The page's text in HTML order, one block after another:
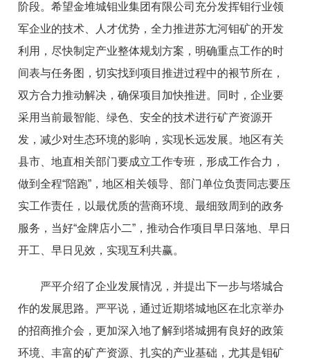
阶段。希望金堆城钼业集团有限公司充分发挥钼行业领
军企业的技术、人才优势，全力推进苏尢河钼矿的开发
利用，尽快制定产业整体规划方案，明确重点工作的时
间表与任务图，切实找到项目推进过程中的裉节所在，
双方合力推动解决，确保项目加快推进。同时，企业要
采用当前最智能、绿色、安全的技术进行矿产资源开
发，减少对生态环境的影响，实现长远发展。地区有关
县市、地直相关部门要成立工作专班，形成工作合力，
做到全程“陪跑”，地区相关领导、部门单位负责同志要压
实工作责任，以最优质的营商环境、最细致周到的政务
服务，当好“金牌店小二”，推动合作项目早日落地、早日
开工、早日见效，实现互利共赢。
严平介绍了企业发展情况，并提出下一步与塔城合
作的发展思路。严平说，通过近期塔城地区在北京举办
的招商推介会，更加深入地了解到塔城拥有良好的政策
环境、丰富的矿产资源、扎实的产业基础，尤其是钼矿